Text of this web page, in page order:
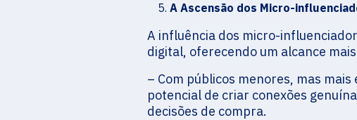
A Ascensão dos Micro-
A influência dos micro-
digital, oferecendo um alcance
– Com públicos menores, mas
potencial de criar conexões
decisões de compra.